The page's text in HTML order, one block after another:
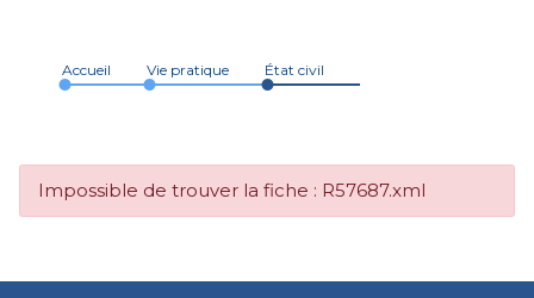
Accueil Vie pratique État civil
Impossible de trouver la fiche : R57687.xml